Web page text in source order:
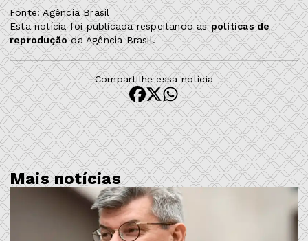
Fonte: Agência Brasil
Esta notícia foi publicada respeitando aspolíticas de
reproduçãoda Agência Brasil.
Compartilhe essa notícia
Mais notícias